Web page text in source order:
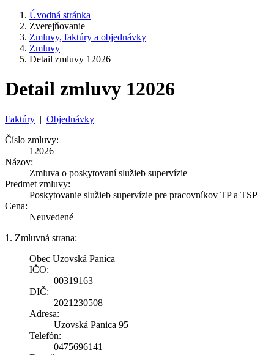
Úvodná stránka
Zverejňovanie
Zmluvy, faktúry a objednávky
Zmluvy
Detail zmluvy 12026
Detail zmluvy 12026
Faktúry | Objednávky
Číslo zmluvy:
12026
Názov:
Zmluva o poskytovaní služieb supervízie
Predmet zmluvy:
Poskytovanie služieb supervízie pre pracovníkov TP a TSP
Cena:
Neuvedené
1. Zmluvná strana:
Obec Uzovská Panica
IČO:
00319163
DIČ:
2021230508
Adresa:
Uzovská Panica 95
Telefón:
0475696141